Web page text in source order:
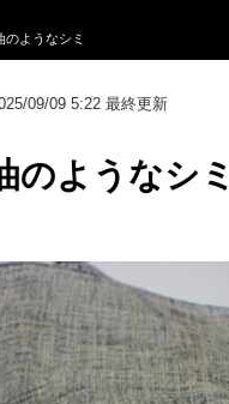
のようなシミ
09/09 5:22最終更新
のようなシミ